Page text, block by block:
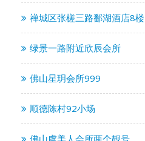
禅城区张槎三路鄱湖酒店8楼
绿景一路附近欣辰会所
佛山星玥会所999
顺德陈村92小场
佛山虞美人会所两个靓号